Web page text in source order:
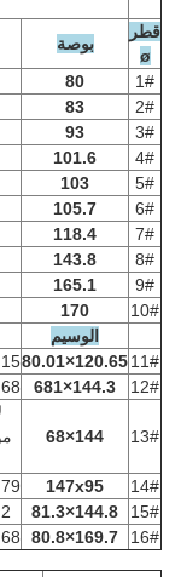
H3
80
80
75
62
130
100
110
60
76.2
139.7
H2
50
75
100
76.2
101.6
152.4
100
125
40
50
100
50
76.5
101.6
101.6
127
152.4